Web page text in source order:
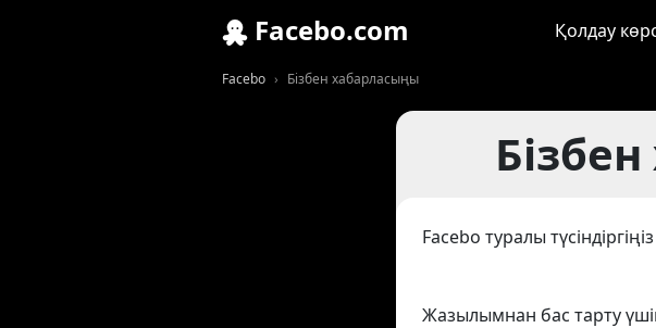
Facebo.com Қолдау
Facebo Бізбен хабарласыңы
Facebo туралы
Жазылымнан бас тарту